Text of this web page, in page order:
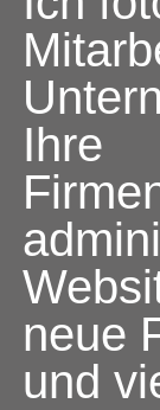
Ihre
neue
und